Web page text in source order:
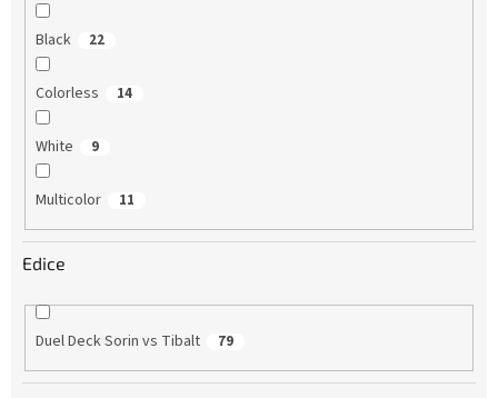
Black 22
Colorless 14
White 9
Multicolor 11
Edice
Duel Deck Sorin vs Tibalt 79